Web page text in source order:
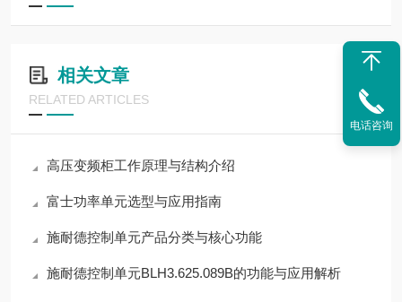
相关文章
RELATED ARTICLES
高压变频柜工作原理与结构介绍
富士功率单元选型与应用指南
施耐德控制单元产品分类与核心功能
施耐德控制单元BLH3.625.089B的功能与应用解析
电话咨询